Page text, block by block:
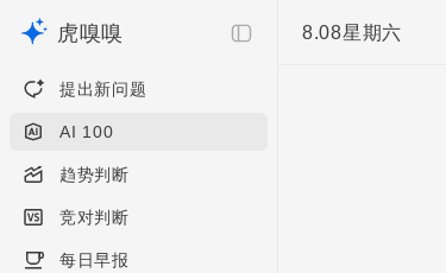
虎嗅嗅
提出新问题
AI 100
趋势判断
竞对判断
每日早报
8.08星期六